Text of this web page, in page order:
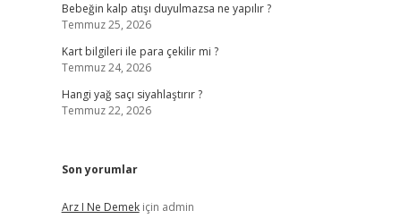
Bebeğin kalp atışı duyulmazsa ne yapılır ?
Temmuz 25, 2026
Kart bilgileri ile para çekilir mi ?
Temmuz 24, 2026
Hangi yağ saçı siyahlaştırır ?
Temmuz 22, 2026
Son yorumlar
Arz I Ne Demekiçin admin